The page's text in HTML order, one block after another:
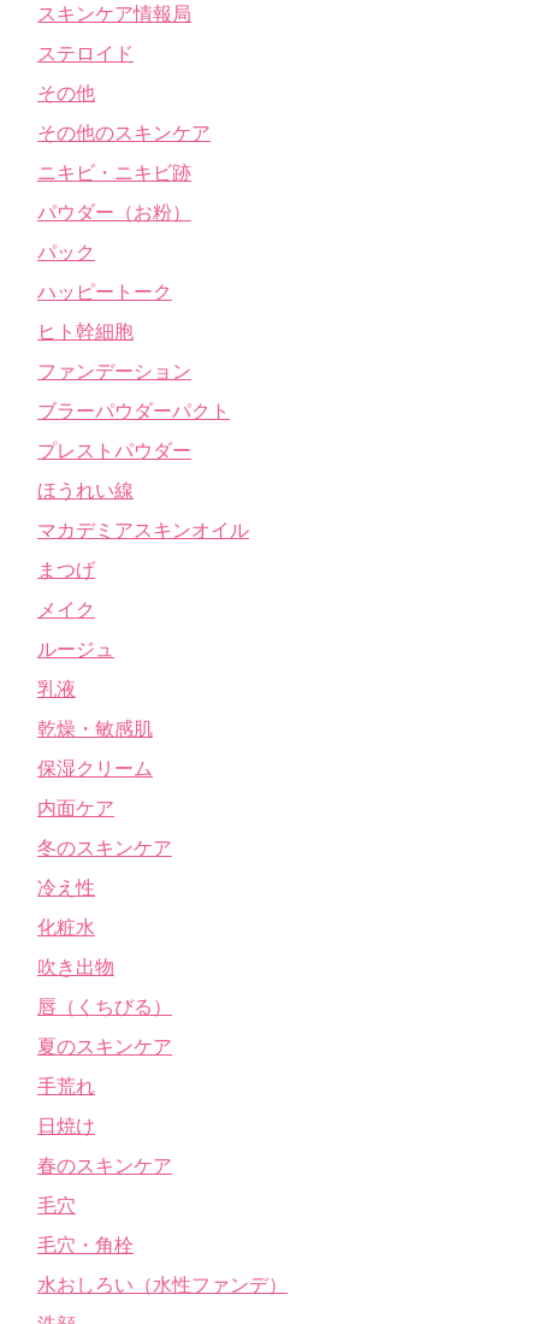
スキンケア情報局
ステロイド
その他
その他のスキンケア
ニキビ・ニキビ跡
パウダー（お粉）
パック
ハッピートーク
ヒト幹細胞
ファンデーション
ブラーパウダーパクト
プレストパウダー
ほうれい線
マカデミアスキンオイル
まつげ
メイク
ルージュ
乳液
乾燥・敏感肌
保湿クリーム
内面ケア
冬のスキンケア
冷え性
化粧水
吹き出物
唇（くちびる）
夏のスキンケア
手荒れ
日焼け
春のスキンケア
毛穴
毛穴・角栓
水おしろい（水性ファンデ）